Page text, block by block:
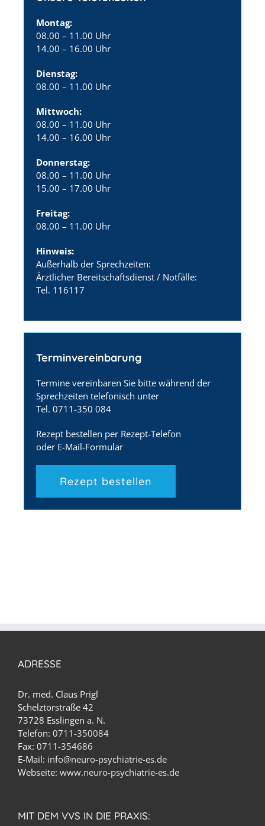
Montag:
08.00 – 11.00 Uhr
14.00 – 16.00 Uhr
Dienstag:
08.00 – 11.00 Uhr
Mittwoch:
08.00 – 11.00 Uhr
14.00 – 16.00 Uhr
Donnerstag:
08.00 – 11.00 Uhr
15.00 – 17.00 Uhr
Freitag:
08.00 – 11.00 Uhr
Hinweis:
Außerhalb der Sprechzeiten:
Ärztlicher Bereitschaftsdienst / Notfälle:
Tel. 116117
Terminvereinbarung
Termine vereinbaren Sie bitte während der
Sprechzeiten telefonisch unter
Tel. 0711-350 084
Rezept bestellen per Rezept-Telefon
oder E-Mail-Formular
Rezept bestellen
ADRESSE
Dr. med. Claus Prigl
Schelztorstraße 42
73728 Esslingen a. N.
Telefon: 0711-350084
Fax: 0711-354686
E-Mail: info@neuro-psychiatrie-es.de
Webseite: www.neuro-psychiatrie-es.de
MIT DEM VVS IN DIE PRAXIS: